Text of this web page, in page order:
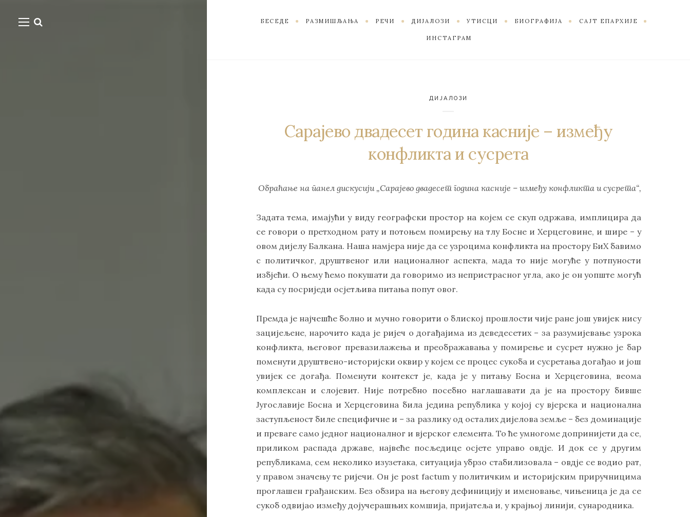
БЕСЕДЕ РАЗМИШЉАЊА РЕЧИ ДИЈАЛОЗИ УТИСЦИ БИОГРАФИЈА САЈТ ЕПАРХИЈЕ
ИНСТАГРАМ
ДИЈАЛОЗИ
Сарајево двадесет година касније – између
конфликта и сусрета
Обраћање на панел дискусији „Сарајево двадесет година касније – између конфликта и сусрета“,
Задата тема, имајући у виду географски простор на којем се скуп одржава, имплицира да
се говори о претходном рату и потоњем помирењу на тлу Босне и Херцеговине, и шире – у
овом дијелу Балкана. Наша намјера није да се узроцима конфликта на простору БиХ бавимо
с политичког, друштвеног или националног аспекта, мада то није могуће у потпуности
избјећи. О њему ћемо покушати да говоримо из непристрасног угла, ако је он уопште могућ
када су посриједи осјетљива питања попут овог.
Премда је најчешће болно и мучно говорити о блиској прошлости чије ране још увијек нису
зацијељене, нарочито када је ријеч о догађајима из деведесетих – за разумијевање узрока
конфликта, његовог превазилажења и преображавања у помирење и сусрет нужно је бар
поменути друштвено-историјски оквир у којем се процес сукоба и сусретања догађао и још
увијек се догађа. Поменути контекст је, када је у питању Босна и Херцеговина, веома
комплексан и слојевит. Није потребно посебно наглашавати да је на простору бивше
Југославије Босна и Херцеговина била једина република у којој су вјерска и национална
заступљеност биле специфичне и – за разлику од осталих дијелова земље – без доминације
и преваге само једног националног и вјерског елемента. То ће умногоме допринијети да се,
приликом распада државе, највеће посљедице осјете управо овдје. И док се у другим
републикама, сем неколико изузетака, ситуација убрзо стабилизовала – овдје се водио рат,
у правом значењу те ријечи. Он је post factum у политичким и историјским приручницима
проглашен грађанским. Без обзира на његову дефиницију и именовање, чињеница је да се
сукоб одвијао између дојучерашњих комшија, пријатеља и, у крајњој линији, сународника.